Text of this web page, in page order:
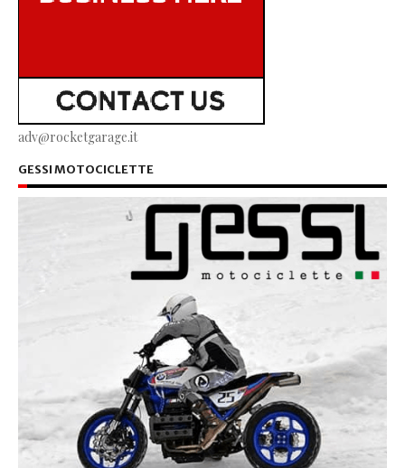
adv@rocketgarage.it
GESSI MOTOCICLETTE